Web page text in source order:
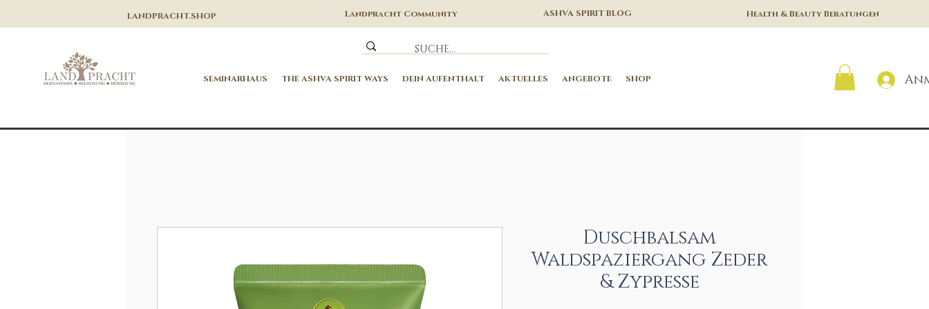
LANDPRACHT.SHOP Landpracht Community ASHVA SPIRIT BLOG Health & Beauty Beratungen
SEMINARHAUS THE ASHVA SPIRIT WAYS DEIN AUFENTHALT AKTUELLES ANGEBOTE SHOP
Duschbalsam
Waldspaziergang Zeder
& Zypresse